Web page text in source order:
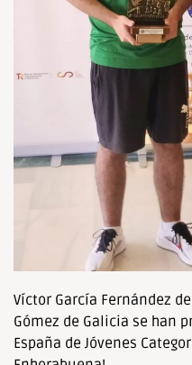
Víctor García Fernández
Gómez de Galicia se han
España de Jóvenes